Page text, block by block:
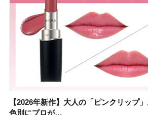
【2026年新作】大人の「ピンクリップ
色別にプロが…
【上田竜也さんのマイベストコスメ５
したからこそ愛が深…
【2026年新作】大人の「ピンクリップ
色別にプロが…
【2026夏】「香水・フレグランス」ラ
容マニア・マ…
【2026夏】「歯磨き粉・オーラルケア
＜美容マニア…
【2026年夏】40代におすすめの髪型30
入れが楽な…
【鈴木えみさんの愛用品30選】コスメ
アetc.お気に…
【キャンメイク】売切続出！先行発売
セッティングパウダ…